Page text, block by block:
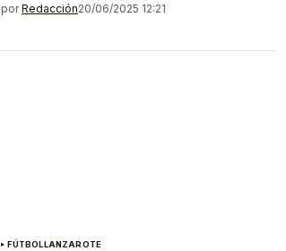
por Redacción20/06/2025 12:21
FÚTBOL LANZAROTE